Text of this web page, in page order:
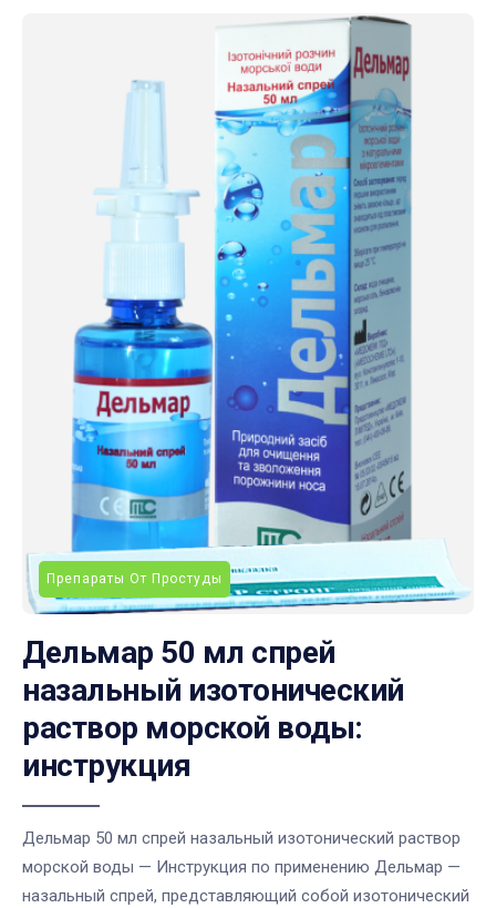
Препараты От Простуды
Дельмар 50 мл спрей
назальный изотонический
раствор морской воды:
инструкция
Дельмар 50 мл спрей назальный изотонический раствор
морской воды — Инструкция по применению Дельмар —
назальный спрей, представляющий собой изотонический